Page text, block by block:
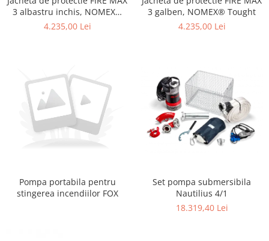
Aparate de respirat autonome
Accesorii pentru camere de
termoviziune
Furtunuri si accesorii
Detectoare de gaze
Accesorii detectare de gaz
Dispozitive de masurare radiatii
Diverse dispozitive de masurare
Pulberi de stingere
Sisteme de avertizare
3 albastru inchis, NOMEX®
TOUGHT
4.235,00 Lei
3 galben, NOMEX® Tought
4.235,00 Lei
Pompa portabila pentru
stingerea incendiilor FOX
Set pompa submersibila
Nautilius 4/1
18.319,40 Lei